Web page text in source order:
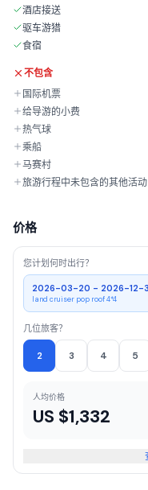
酒店接送
驱车游猎
食宿
不包含
国际机票
给导游的小费
热气球
乘船
马赛村
旅游行程中未包含的其他活动
价格
您计划何时出行？
2026-03-20 - 2026-12-
land cruiser pop roof 4*4
几位旅客？
2 3 4 5
人均价格
US $1,332